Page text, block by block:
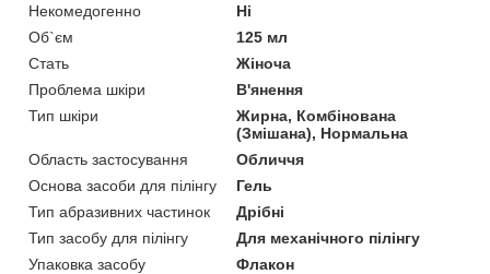
Некомедогенно
Ні
Об`єм
125 мл
Стать
Жіноча
Проблема шкіри
В'янення
Тип шкіри
Жирна, Комбінована
(Змішана), Нормальна
Область застосування
Обличчя
Основа засоби для пілінгу
Гель
Тип абразивних частинок
Дрібні
Тип засобу для пілінгу
Для механічного пілінгу
Упаковка засобу
Флакон